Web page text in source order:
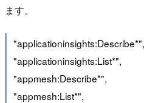
ます。
"applicationinsights:Describe*",
"applicationinsights:List*",
"appmesh:Describe*",
"appmesh:List*",